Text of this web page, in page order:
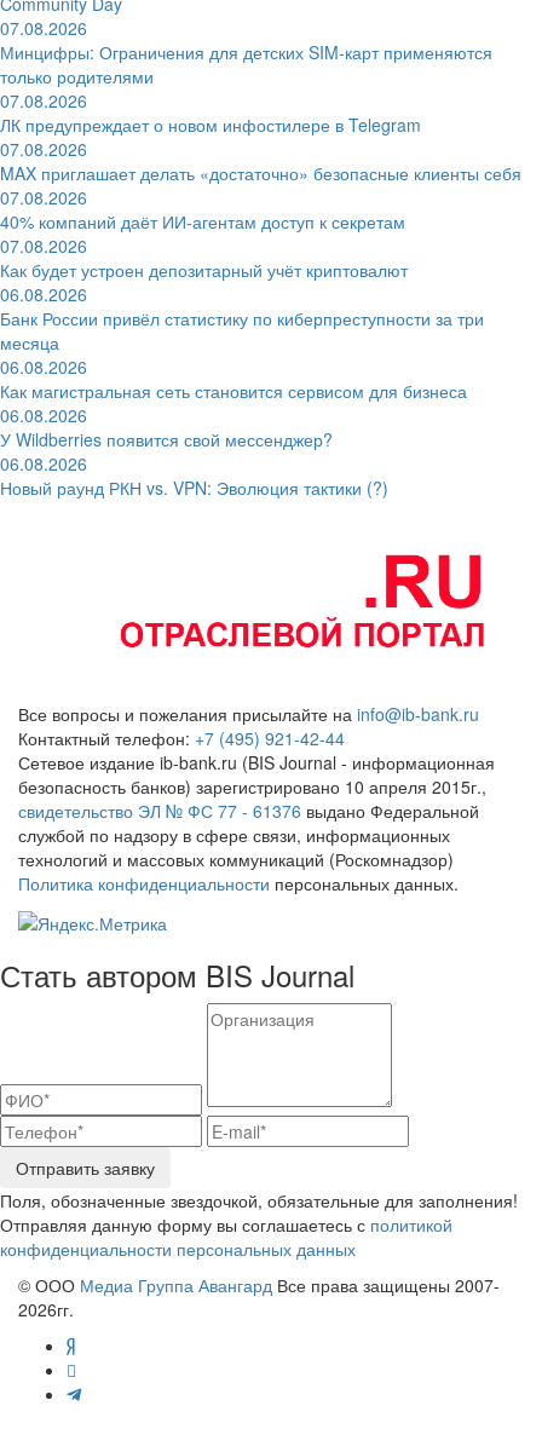
07.08.2026
Минцифры: Ограничения для детских SIM-карт применяются
только родителями
07.08.2026
ЛК предупреждает о новом инфостилере в Telegram
07.08.2026
MAX приглашает делать «достаточно» безопасные клиенты себя
07.08.2026
40% компаний даёт ИИ‑агентам доступ к секретам
07.08.2026
Как будет устроен депозитарный учёт криптовалют
06.08.2026
Банк России привёл статистику по киберпреступности за три
месяца
06.08.2026
Как магистральная сеть становится сервисом для бизнеса
06.08.2026
У Wildberries появится свой мессенджер?
06.08.2026
Новый раунд РКН vs. VPN: Эволюция тактики (?)
Все вопросы и пожелания присылайте на info@ib-bank.ru
Контактный телефон: +7 (495) 921-42-44
Сетевое издание ib-bank.ru (BIS Journal - информационная
безопасность банков) зарегистрировано 10 апреля 2015г.,
свидетельство ЭЛ № ФС 77 - 61376 выдано Федеральной
службой по надзору в сфере связи, информационных
технологий и массовых коммуникаций (Роскомнадзор)
Политика конфиденциальности персональных данных.
Стать автором BIS Journal
Отправить заявку
Поля, обозначенные звездочкой, обязательные для заполнения!
Отправляя данную форму вы соглашаетесь с политикой
конфиденциальности персональных данных
© ООО Медиа Группа Авангард Все права защищены 2007-
2026гг.